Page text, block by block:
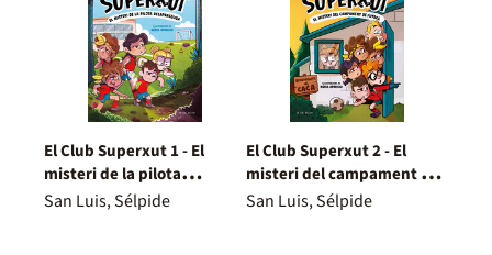
El Club Superxut 1 - El
misteri de la pilota
desapareguda
San Luis, Sélpide
El Club Superxut 2 - El
misteri del campament de
futbol
San Luis, Sélpide